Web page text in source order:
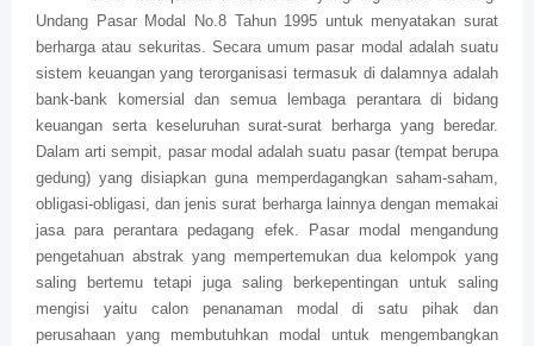
Undang Pasar Modal No.8 Tahun 1995 untuk menyatakan surat
berharga atau sekuritas. Secara umum pasar modal adalah suatu
sistem keuangan yang terorganisasi termasuk di dalamnya adalah
bank-bank komersial dan semua lembaga perantara di bidang
keuangan serta keseluruhan surat-surat berharga yang beredar.
Dalam arti sempit, pasar modal adalah suatu pasar (tempat berupa
gedung) yang disiapkan guna memperdagangkan saham-saham,
obligasi-obligasi, dan jenis surat berharga lainnya dengan memakai
jasa para perantara pedagang efek. Pasar modal mengandung
pengetahuan abstrak yang mempertemukan dua kelompok yang
saling bertemu tetapi juga saling berkepentingan untuk saling
mengisi yaitu calon penanaman modal di satu pihak dan
perusahaan yang membutuhkan modal untuk mengembangkan